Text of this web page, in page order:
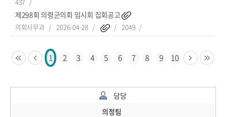
제298회 의령군의회 임시회 집회공고
의회사무과 2026-04-28 2049
1 2 3 4 5 6 7 8 9 10
담당
의정팀